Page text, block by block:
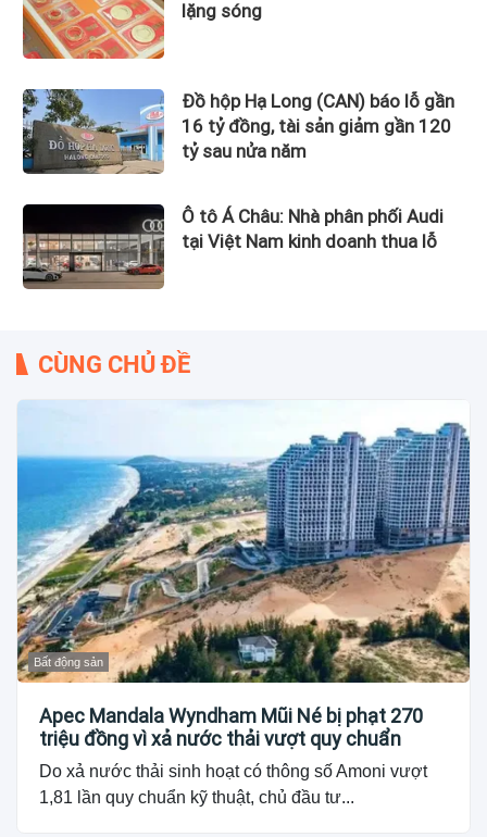
lặng sóng
Đồ hộp Hạ Long (CAN) báo lỗ gần
16 tỷ đồng, tài sản giảm gần 120
tỷ sau nửa năm
Ô tô Á Châu: Nhà phân phối Audi
tại Việt Nam kinh doanh thua lỗ
CÙNG CHỦ ĐỀ
Bất động sản
Apec Mandala Wyndham Mũi Né bị phạt 270
triệu đồng vì xả nước thải vượt quy chuẩn
Do xả nước thải sinh hoạt có thông số Amoni vượt
1,81 lần quy chuẩn kỹ thuật, chủ đầu tư...